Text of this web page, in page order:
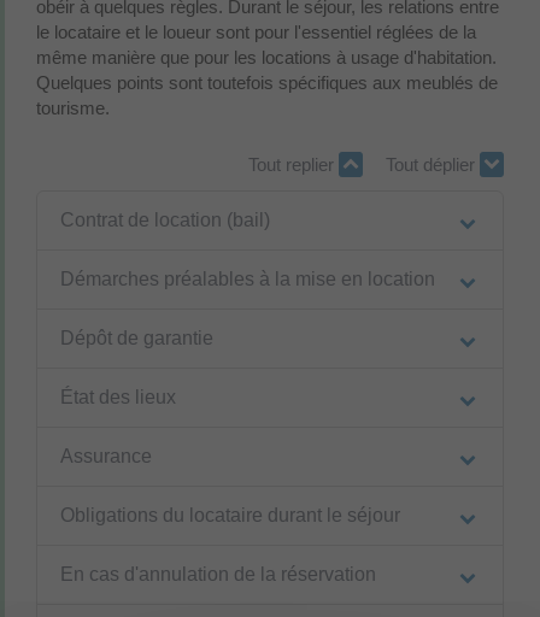
obéir à quelques règles. Durant le séjour, les relations entre
le locataire et le loueur sont pour l'essentiel réglées de la
même manière que pour les locations à usage d'habitation.
Quelques points sont toutefois spécifiques aux meublés de
tourisme.
Tout replier Tout déplier
Contrat de location (bail)
Démarches préalables à la mise en location
Dépôt de garantie
État des lieux
Assurance
Obligations du locataire durant le séjour
En cas d'annulation de la réservation